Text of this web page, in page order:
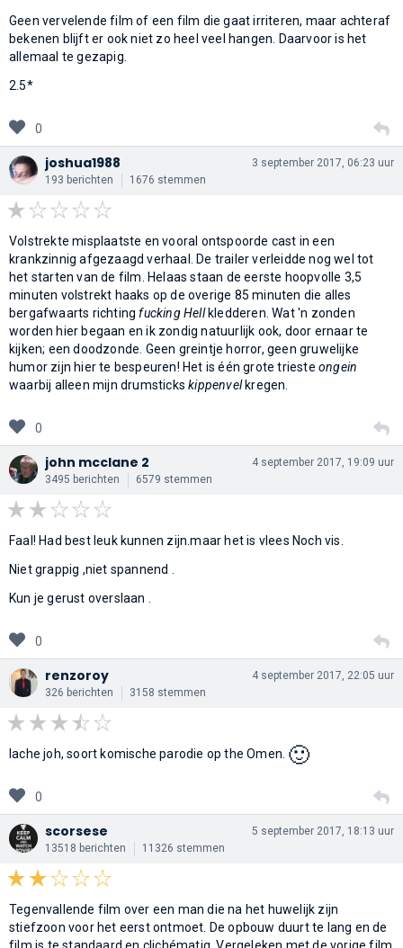
Geen vervelende film of een film die gaat irriteren, maar achteraf
bekenen blijft er ook niet zo heel veel hangen. Daarvoor is het
allemaal te gezapig.
2.5*
0
joshua1988
193 berichten 1676 stemmen
3 september 2017, 06:23 uur
Volstrekte misplaatste en vooral ontspoorde cast in een
krankzinnig afgezaagd verhaal. De trailer verleidde nog wel tot
het starten van de film. Helaas staan de eerste hoopvolle 3,5
minuten volstrekt haaks op de overige 85 minuten die alles
bergafwaarts richtingfucking Hellkledderen. Wat 'n zonden
worden hier begaan en ik zondig natuurlijk ook, door ernaar te
kijken; een doodzonde. Geen greintje horror, geen gruwelijke
humor zijn hier te bespeuren! Het is één grote triesteongein
waarbij alleen mijn drumstickskippenvelkregen.
0
john mcclane 2
3495 berichten 6579 stemmen
4 september 2017, 19:09 uur
Faal! Had best leuk kunnen zijn.maar het is vlees Noch vis.
Niet grappig ,niet spannend .
Kun je gerust overslaan .
0
renzoroy
326 berichten 3158 stemmen
4 september 2017, 22:05 uur
lache joh, soort komische parodie op the Omen. 🙂
0
scorsese
13518 berichten 11326 stemmen
5 september 2017, 18:13 uur
Tegenvallende film over een man die na het huwelijk zijn
stiefzoon voor het eerst ontmoet. De opbouw duurt te lang en de
film is te standaard en clichématig. Vergeleken met de vorige film